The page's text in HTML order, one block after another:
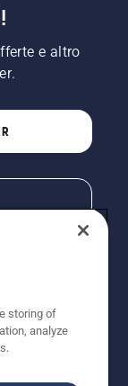
e altro
storing of
analyze